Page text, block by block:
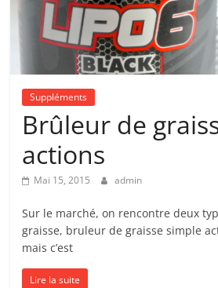
Suppléments
Brûleur de
actions
Mai 15, 2015 admin
Sur le marché, on rencontre deux
graisse, bruleur de graisse simple
mais c’est
Lire la suite